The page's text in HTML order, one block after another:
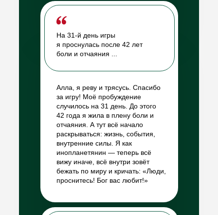
Алла, я реву и трясусь. Спасибо
за игру! Моё пробуждение
случилось на 31 день. До этого
42 года я жила в плену боли и
отчаяния. А тут всё начало
раскрываться: жизнь, события,
внутренние силы. Я как
инопланетянин — теперь всё
вижу иначе, всё внутри зовёт
бежать по миру и кричать: «Люди,
проснитесь! Бог вас любит!»
На 31-й день игры
я проснулась после 42 лет
боли и отчаяния ...